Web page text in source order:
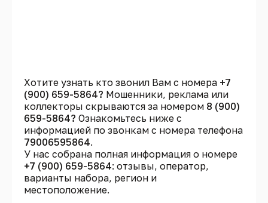
Хотите узнать кто звонил Вам с номера +7
(900) 659-5864? Мошенники, реклама или
коллекторы скрываются за номером 8 (900)
659-5864? Ознакомьтесь ниже с
информацией по звонкам с номера телефона
79006595864.
У нас собрана полная информация о номере
+7 (900) 659-5864: отзывы, оператор,
варианты набора, регион и
местоположение.